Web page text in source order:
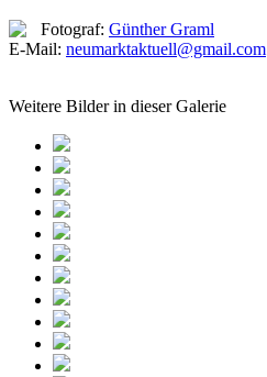
Fotograf: Günther Graml
E-Mail: neumarktaktuell@gmail.com
Weitere Bilder in dieser Galerie